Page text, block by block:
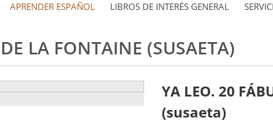
APRENDER ESPAÑOL LIBROS DE INTERÉS GENERAL
LA FONTAINE (SUSAETA)
YA LEO. 20
(susaeta)